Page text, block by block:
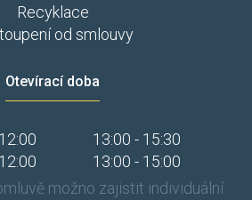
Recyklace
od smlouvy
Otevírací doba
13:00 - 15:30
13:00 - 15:00
možno zajistit individuální